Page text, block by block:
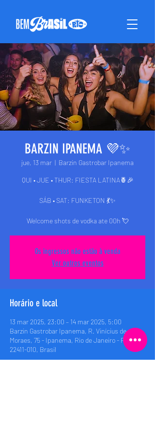
BARZIN IPANEMA 💜✨
jue, 13 mar
  |
Barzin Gastrobar Ipanema
QUI • JUE • THUR: FIESTA LATINA🍍🎉
SÁB • SAT: FUNKETON 💃✨
Welcome shots de vodka ate 00h 💘
Os ingressos não estão à venda
Ver outros eventos
Horário e local
13 mar 2025, 23:00 – 14 mar 2025, 5:00
Barzin Gastrobar Ipanema, R. Vinícius de
Moraes, 75 - Ipanema, Rio de Janeiro - RJ,
22411-010, Brasil